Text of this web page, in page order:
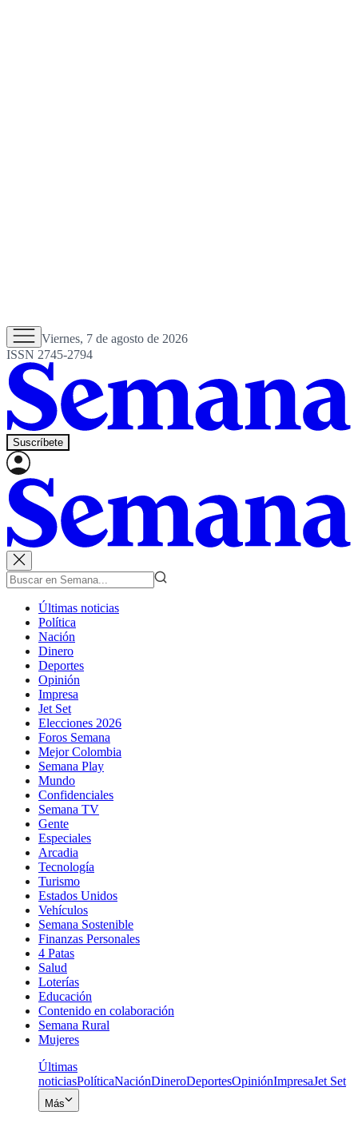
Viernes, 7 de agosto de 2026
ISSN 2745-2794
Suscríbete
Últimas noticias
Política
Nación
Dinero
Deportes
Opinión
Impresa
Jet Set
Elecciones 2026
Foros Semana
Mejor Colombia
Semana Play
Mundo
Confidenciales
Semana TV
Gente
Especiales
Arcadia
Tecnología
Turismo
Estados Unidos
Vehículos
Semana Sostenible
Finanzas Personales
4 Patas
Salud
Loterías
Educación
Contenido en colaboración
Semana Rural
Mujeres
Últimas
noticiasPolíticaNaciónDineroDeportesOpiniónImpresaJet Set
Más